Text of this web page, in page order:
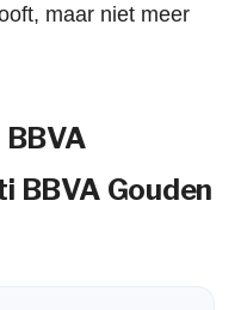
maar niet meer
BBVA Gouden